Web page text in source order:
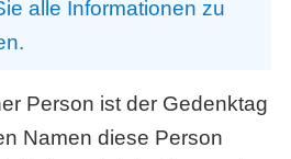
alle Informationen zu
Person ist der Gedenktag
Namen diese Person